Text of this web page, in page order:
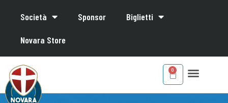
Società Sponsor Biglietti
Novara Store